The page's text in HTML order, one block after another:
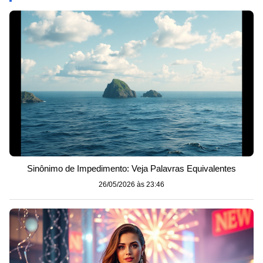
Sinônimo de Impedimento: Veja Palavras Equivalentes
26/05/2026 às 23:46